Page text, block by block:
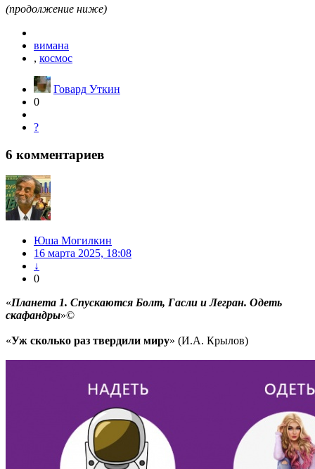
(продолжение ниже)
вимана
, космос
Говард Уткин
0
?
6 комментариев
Юша Могилкин
16 марта 2025, 18:08
↓
0
«Планета 1. Спускаются Болт, Гасли и Легран. Одеть
скафандры»©
«Уж сколько раз твердили миру» (И.А. Крылов)